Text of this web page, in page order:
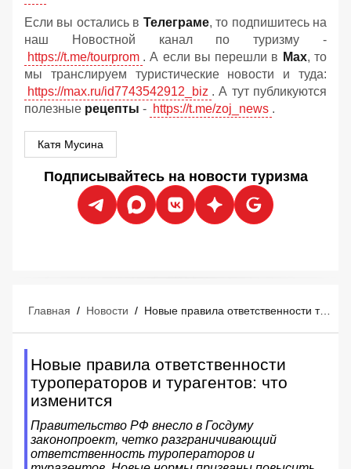
Если вы остались в Телеграме, то подпишитесь на
наш Новостной канал по туризму -
https://t.me/tourprom . А если вы перешли в Мах, то
мы транслируем туристические новости и туда:
https://max.ru/id7743542912_biz . А тут публикуются
полезные рецепты - https://t.me/zoj_news .
Катя Мусина
Подписывайтесь на новости туризма
Главная / Новости / Новые правила ответственности туроператоров и турагентов: что изменится
Новые правила ответственности
туроператоров и турагентов: что
изменится
Правительство РФ внесло в Госдуму
законопроект, четко разграничивающий
ответственность туроператоров и